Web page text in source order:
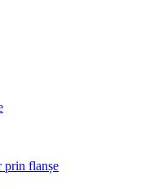
prin flanșe